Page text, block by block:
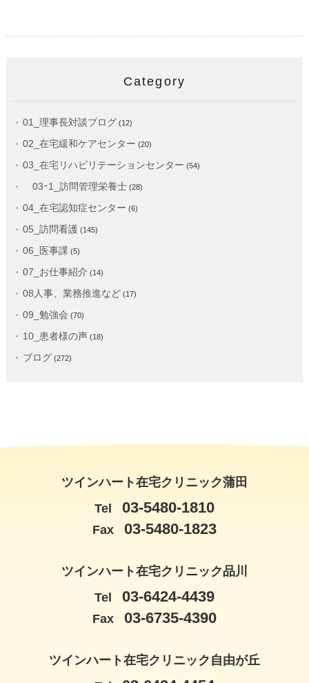
Category
01_理事長対談ブログ (12)
02_在宅緩和ケアセンター (20)
03_在宅リハビリテーションセンター (54)
03ｰ1_訪問管理栄養士(28)
04_在宅認知症センター (6)
05_訪問看護 (145)
06_医事課 (5)
07_お仕事紹介 (14)
08人事、業務推進など(17)
09_勉強会 (70)
10_患者様の声 (18)
ブログ (272)
ツインハート在宅クリニック蒲田
Tel
03-5480-1810
Fax 03-5480-1823
ツインハート在宅クリニック品川
Tel
03-6424-4439
Fax 03-6735-4390
ツインハート在宅クリニック自由が丘